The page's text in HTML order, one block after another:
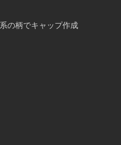
の柄でキャップ作成